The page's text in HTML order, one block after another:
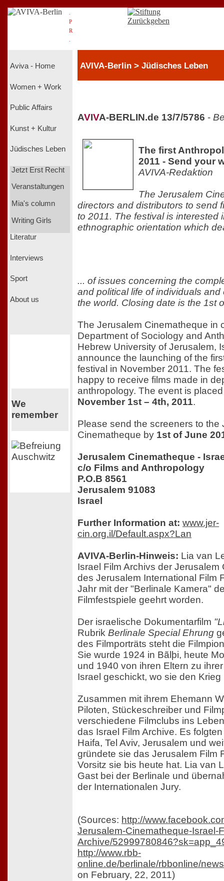
P
R
Aviva - Home
Women + Work
Public Affairs
Kunst + Kultur
Jüdisches Leben
Jetzt Erst Recht
Veranstaltungen
Mia's column
Writing Girls
Literatur
Interviews
Sport
About us
We
remember
AVIVA-Berlin > Jüdisches Leben
AVIVA-BERLIN.de 13/7/5786 -
The first
2011 - Send your
AVIVA-Redaktion
The Jerusalem
directors and distributors to send
to 2011. The festival is interested
ethnographic orientation which
... of issues concerning the
and political life of individuals
the world. Closing date is the 1st
The Jerusalem Cinematheque in
Department of Sociology and
Hebrew University of Jerusalem,
announce the launching of the
festival in November 2011. The
happy to receive films made in
anthropology. The event is
November 1st – 4th, 2011.
Please send the screeners to the
Cinematheque by 1st of June
Jerusalem Cinematheque -
c/o Films and Anthropology
P.O.B 8561
Jerusalem 91083
Israel
Further Information at: www.jer-
cin.org.il/Default.aspx?Lan
AVIVA-Berlin-Hinweis: Lia van
Israel Film Archivs der
des Jerusalem International Film
Jahr mit der "Berlinale Kamera"
Filmfestspiele geehrt worden.
Der israelische Dokumentarfilm
Rubrik Berlinale Special Ehrung
des Filmporträts steht die
Sie wurde 1924 in Bãlþi, heute
und 1940 von ihren Eltern zu
Israel geschickt, wo sie den Krieg
Zusammen mit ihrem Ehemann
Piloten, Stückeschreiber und
verschiedene Filmclubs ins
das Israel Film Archive. Es
Haifa, Tel Aviv, Jerusalem und
gründete sie das Jerusalem Film
Vorsitz sie bis heute hat. Lia van
Gast bei der Berlinale und
der Internationalen Jury.
(Sources: http://
Jerusalem-Cinematheque-Israel-
Archive/
http://www.rbb-
online.de/berlinale/rbbonline/
on February, 22, 2011)